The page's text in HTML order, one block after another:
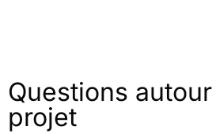
Questions
projet